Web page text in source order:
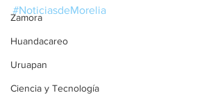
Zamora
Huandacareo
Uruapan
Ciencia y Tecnología
#NoticiasdeMorelia